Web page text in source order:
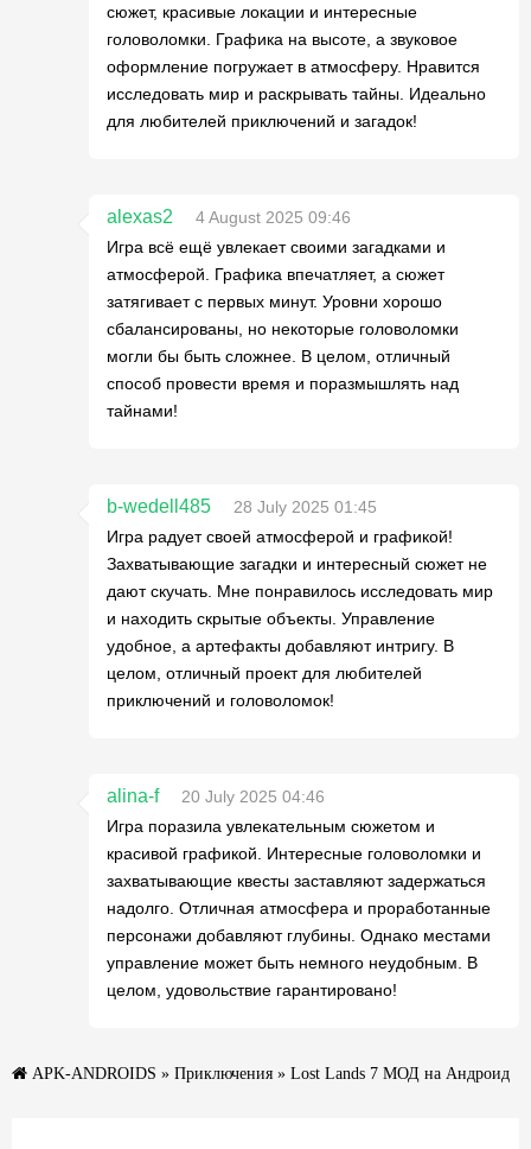
сюжет, красивые локации и интересные
головоломки. Графика на высоте, а звуковое
оформление погружает в атмосферу. Нравится
исследовать мир и раскрывать тайны. Идеально
для любителей приключений и загадок!
alexas2
4 August 2025 09:46
Игра всё ещё увлекает своими загадками и
атмосферой. Графика впечатляет, а сюжет
затягивает с первых минут. Уровни хорошо
сбалансированы, но некоторые головоломки
могли бы быть сложнее. В целом, отличный
способ провести время и поразмышлять над
тайнами!
b-wedell485
28 July 2025 01:45
Игра радует своей атмосферой и графикой!
Захватывающие загадки и интересный сюжет не
дают скучать. Мне понравилось исследовать мир
и находить скрытые объекты. Управление
удобное, а артефакты добавляют интригу. В
целом, отличный проект для любителей
приключений и головоломок!
alina-f
20 July 2025 04:46
Игра поразила увлекательным сюжетом и
красивой графикой. Интересные головоломки и
захватывающие квесты заставляют задержаться
надолго. Отличная атмосфера и проработанные
персонажи добавляют глубины. Однако местами
управление может быть немного неудобным. В
целом, удовольствие гарантировано!
APK-ANDROIDS » Приключения » Lost Lands 7 МОД на Андроид